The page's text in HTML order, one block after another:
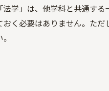
学」は、他学科と共通する
おく必要はありません。た